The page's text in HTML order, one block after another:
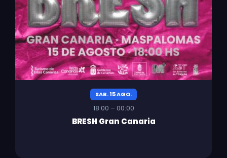
SAB. 15 AGO.
18:00 – 00:00
BRESH Gran Canaria